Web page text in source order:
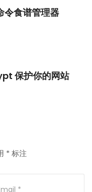
令食谱管理器
保护你的网站
* 标注